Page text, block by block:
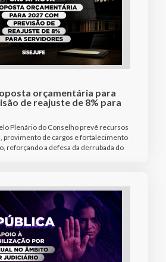
orçamentária para
de reajuste de 8% para
Plenário do Conselho prevê recursos
provimento de cargos e fortalecimento
reforçando a defesa da derrubada do